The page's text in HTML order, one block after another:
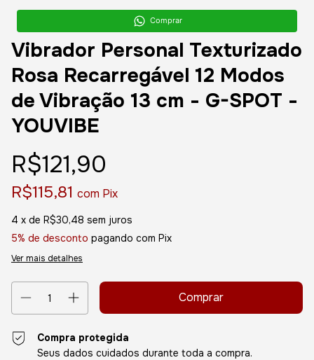
Comprar
Vibrador Personal Texturizado
Rosa Recarregável 12 Modos
de Vibração 13 cm - G-SPOT -
YOUVIBE
R$121,90
R$115,81 com Pix
4 x de R$30,48 sem juros
5% de desconto pagando com Pix
Ver mais detalhes
Compra protegida
Seus dados cuidados durante toda a compra.